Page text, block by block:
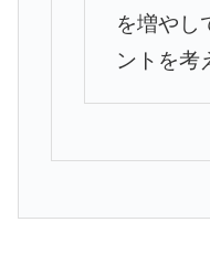
を増やし
ントを考